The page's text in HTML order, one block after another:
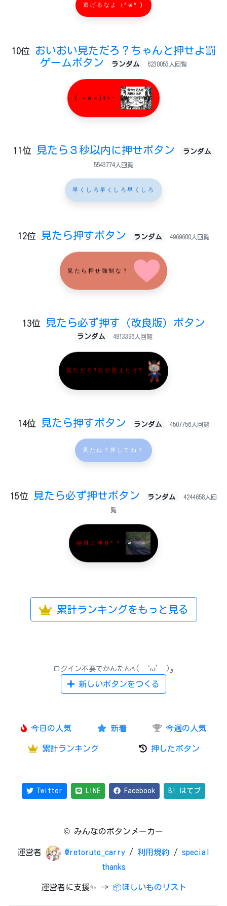
逃げるなよ（^ω^ )
10位
おいおい見ただろ？ちゃんと押せよ罰
ゲームボタン
ランダム 6230053人回覧
( ＞o＜)ｷｬｰ
11位 見たら３秒以内に押せボタン ランダム
5543774人回覧
早くしろ早くしろ早くしろ
12位 見たら押すボタン ランダム 4969600人回覧
見たら押せ強制な？
13位 見たら必ず押す（改良版）ボタン
ランダム 4813396人回覧
見ただろ?目が見えたぞ?
14位 見たら押すボタン ランダム 4507756人回覧
見たね？押してね？
15位 見たら必ず押せボタン ランダム 4244658人回
覧
絶対に押せ^ ^
累計ランキングをもっと見る
ログイン不要でかんたん٩( ‘ω’ )و
新しいボタンをつくる
今日の人気 新着 今週の人気
累計ランキング 押したボタン
Twitter LINE Facebook B! はてブ
© みんなのボタンメーカー
運営者 @retoruto_carry / 利用規約 / special
thanks
運営者に支援✨ → 📦ほしいものリスト